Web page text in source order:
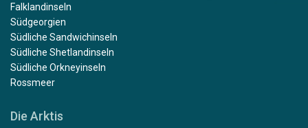
Falklandinseln
Südgeorgien
Südliche Sandwichinseln
Südliche Shetlandinseln
Südliche Orkneyinseln
Rossmeer
Die Arktis